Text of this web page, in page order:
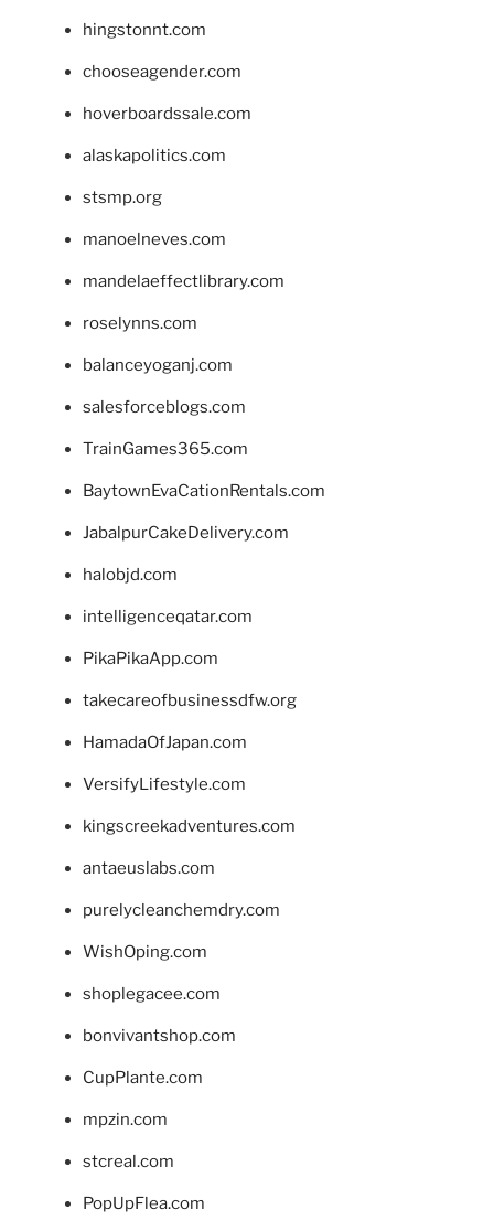
hingstonnt.com
chooseagender.com
hoverboardssale.com
alaskapolitics.com
stsmp.org
manoelneves.com
mandelaeffectlibrary.com
roselynns.com
balanceyoganj.com
salesforceblogs.com
TrainGames365.com
BaytownEvaCationRentals.com
JabalpurCakeDelivery.com
halobjd.com
intelligenceqatar.com
PikaPikaApp.com
takecareofbusinessdfw.org
HamadaOfJapan.com
VersifyLifestyle.com
kingscreekadventures.com
antaeuslabs.com
purelycleanchemdry.com
WishOping.com
shoplegacee.com
bonvivantshop.com
CupPlante.com
mpzin.com
stcreal.com
PopUpFlea.com